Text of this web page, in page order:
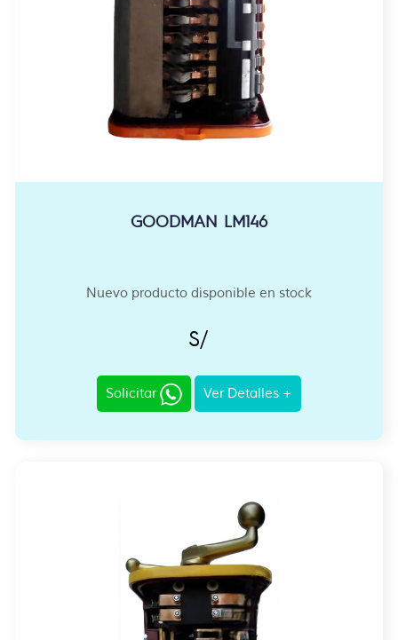
GOODMAN LM146
Nuevo producto disponible en stock
S/
Solicitar Ver Detalles +